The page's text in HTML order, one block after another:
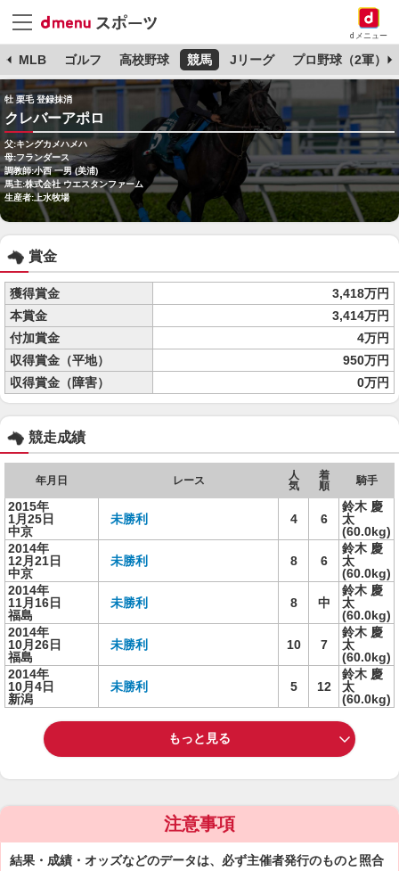
dメニュー
MLB ゴルフ 高校野球 競馬 Jリーグ プロ野球（2軍）
牡 栗毛 登録抹消
クレバーアポロ
父:キングカメハメハ
母:フランダース
調教師:小西 一男 (美浦)
馬主:株式会社 ウエスタンファーム
生産者:上水牧場
賞金
獲得賞金
3,418万円
本賞金
3,414万円
付加賞金
4万円
収得賞金（平地）
950万円
収得賞金（障害）
0万円
競走成績
年月日 レース
人
気
着
順
騎手
2015年
1月25日
中京
未勝利 4 6
鈴木 慶
太
(60.0kg)
2014年
12月21日
中京
未勝利 8 6
鈴木 慶
太
(60.0kg)
2014年
11月16日
福島
未勝利 8 中
鈴木 慶
太
(60.0kg)
2014年
10月26日
福島
未勝利 10 7
鈴木 慶
太
(60.0kg)
2014年
10月4日
新潟
未勝利 5 12
鈴木 慶
太
(60.0kg)
もっと見る
注意事項
結果・成績・オッズなどのデータは、必ず主催者発行のものと照合